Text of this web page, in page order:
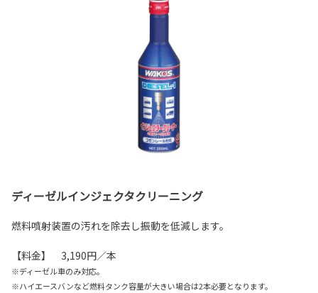
ディーゼルインジェクタクリーニング
燃料噴射装置の汚れを除去し振動を低減します。
【料金】 3,190円／本
※ディーゼル車のみ対応。
※ハイエースバンなど燃料タンク容量が大きい場合は2本必要となります。